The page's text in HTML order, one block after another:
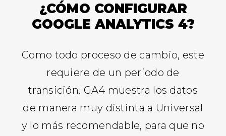
¿CÓMO CONFIGURAR
GOOGLE ANALYTICS 4?
Como todo proceso de cambio, este
requiere de un periodo de
transición. GA4 muestra los datos
de manera muy distinta a Universal
y lo más recomendable, para que no